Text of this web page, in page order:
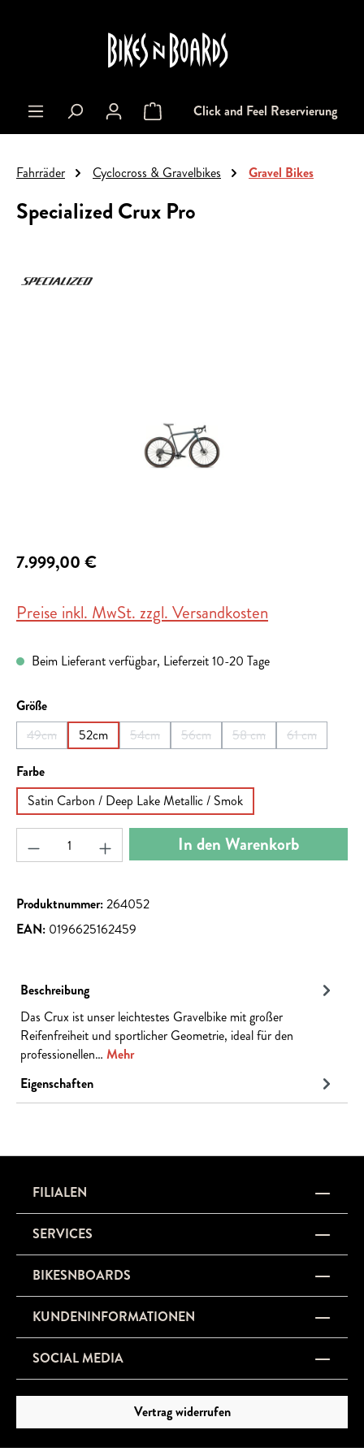
Warenkorb enthält 0 Positionen. Der
Click and Feel Reservierung
Fahrräder Cyclocross & Gravelbikes Gravel Bikes
Specialized Crux Pro
7.999,00 €
Preise inkl. MwSt. zzgl. Versandkosten
Beim Lieferant verfügbar, Lieferzeit 10-20 Tage
Größeauswählen
49cm
(Diese Option ist zurzeit nicht verfügbar.)
52cm 54cm
(Diese Option ist zurzeit nicht verfügbar.)
56cm
(Diese Option ist zurzeit nicht
58 cm
(Diese Option ist zurzeit
61 cm
(Diese
Farbeauswählen
Satin Carbon / Deep Lake Metallic / Smok
Produkt Anzahl: Gib den gewünschten Wert ein
In den Warenkorb
Produktnummer:264052
EAN: 0196625162459
Beschreibung
Das Crux ist unser leichtestes Gravelbike mit großer
Reifenfreiheit und sportlicher Geometrie, ideal für den
professionellen… Mehr
Eigenschaften
FILIALEN
SERVICES
BIKESNBOARDS
KUNDENINFORMATIONEN
SOCIAL MEDIA
Vertrag widerrufen